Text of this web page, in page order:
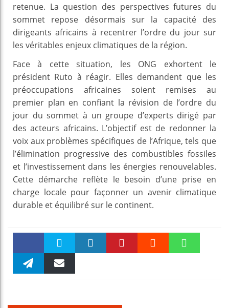
retenue. La question des perspectives futures du
sommet repose désormais sur la capacité des
dirigeants africains à recentrer l’ordre du jour sur
les véritables enjeux climatiques de la région.
Face à cette situation, les ONG exhortent le
président Ruto à réagir. Elles demandent que les
préoccupations africaines soient remises au
premier plan en confiant la révision de l’ordre du
jour du sommet à un groupe d’experts dirigé par
des acteurs africains. L’objectif est de redonner la
voix aux problèmes spécifiques de l’Afrique, tels que
l’élimination progressive des combustibles fossiles
et l’investissement dans les énergies renouvelables.
Cette démarche reflète le besoin d’une prise en
charge locale pour façonner un avenir climatique
durable et équilibré sur le continent.
Faceboo Twitter
m